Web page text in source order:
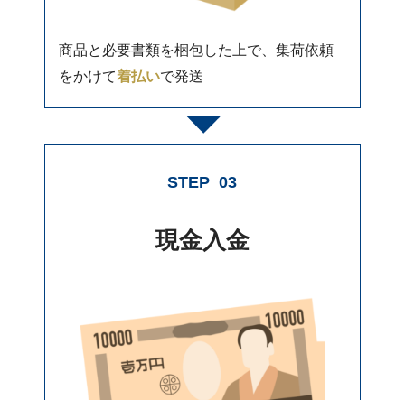
商品と必要書類を梱包した上で、集荷依頼
をかけて着払いで発送
STEP 03
現金入金